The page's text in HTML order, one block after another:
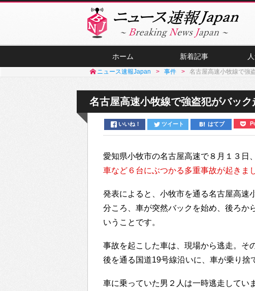
ホーム 新着記事
ニュース速報Japan 事件 名古屋高速小牧線で強
名古屋高速小牧線で強盗犯がバッ
いいね！ ツイート はてブ
愛知県小牧市の名古屋高速で８月１３日、
車など６台にぶつかる多重事故が起きま
発表によると、小牧市を通る名古屋高速
分ころ、車が突然バックを始め、後ろか
いうことです。
事故を起こした車は、現場から逃走。そ
後を通る国道19号線沿いに、車が乗り捨
車に乗っていた男２人は一時逃走してい